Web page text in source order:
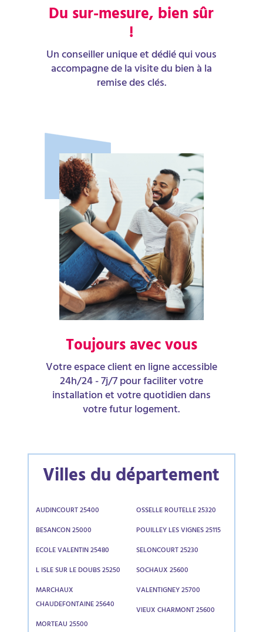
Du sur-mesure, bien sûr
!
Un conseiller unique et dédié qui vous
accompagne de la visite du bien à la
remise des clés.
Toujours avec vous
Votre espace client en ligne accessible
24h/24 - 7j/7 pour faciliter votre
installation et votre quotidien dans
votre futur logement.
Villes du département
AUDINCOURT 25400
BESANCON 25000
ECOLE VALENTIN 25480
L ISLE SUR LE DOUBS 25250
MARCHAUX
CHAUDEFONTAINE 25640
MORTEAU 25500
OSSELLE ROUTELLE 25320
POUILLEY LES VIGNES 25115
SELONCOURT 25230
SOCHAUX 25600
VALENTIGNEY 25700
VIEUX CHARMONT 25600